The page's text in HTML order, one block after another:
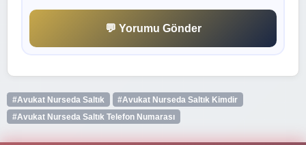
💬 Yorumu Gönder
#Avukat Nurseda Saltık
#Avukat Nurseda Saltık Kimdir
#Avukat Nurseda Saltık Telefon Numarası